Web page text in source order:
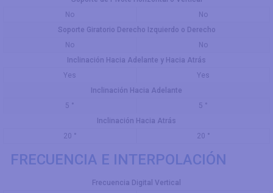
No
No
Soporte Giratorio Derecho Izquierdo o Derecho
No
No
Inclinación Hacia Adelante y Hacia Atrás
Yes
Yes
Inclinación Hacia Adelante
5 °
5 °
Inclinación Hacia Atrás
20 °
20 °
FRECUENCIA E INTERPOLACIÓN
Frecuencia Digital Vertical